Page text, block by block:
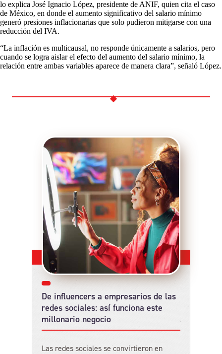
lo explica José Ignacio López, presidente de ANIF, quien cita el caso
de México, en donde el aumento significativo del salario mínimo
generó presiones inflacionarias que solo pudieron mitigarse con una
reducción del IVA.
“La inflación es multicausal, no responde únicamente a salarios, pero
cuando se logra aislar el efecto del aumento del salario mínimo, la
relación entre ambas variables aparece de manera clara”, señaló López.
De influencers a empresarios de las
redes sociales: así funciona este
millonario negocio
Las redes sociales se convirtieron en